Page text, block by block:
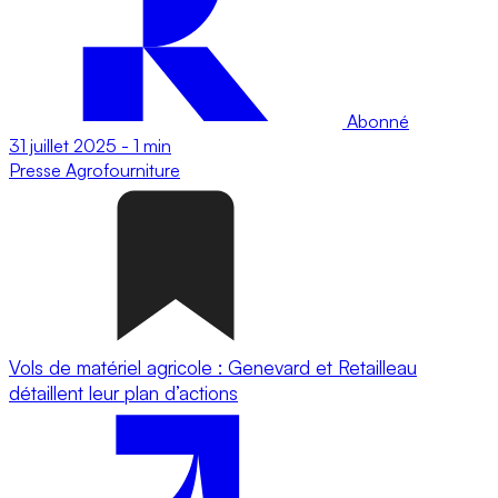
Abonné
31 juillet 2025 - 1 min
Presse Agrofourniture
Vols de matériel agricole : Genevard et Retailleau
détaillent leur plan d’actions